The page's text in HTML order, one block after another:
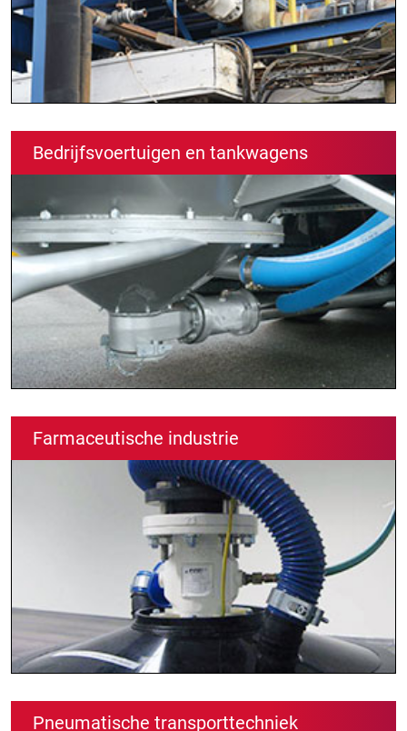
Bedrijfsvoertuigen en tankwagens
Farmaceutische industrie
Pneumatische transporttechniek